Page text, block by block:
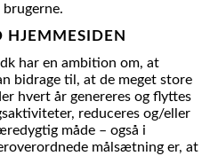
har en ambition om, at
bidrage til, at de meget store
hvert år genereres og flyttes
reduceres og/eller
måde – også i
målsætning er, at